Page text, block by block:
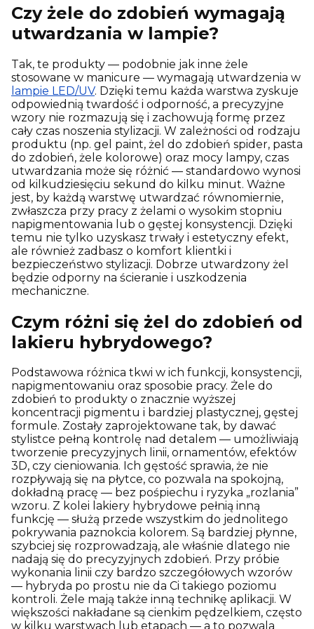
Czy żele do zdobień wymagają
utwardzania w lampie?
Tak, te produkty — podobnie jak inne żele
stosowane w manicure — wymagają utwardzenia w
lampie LED/UV. Dzięki temu każda warstwa zyskuje
odpowiednią twardość i odporność, a precyzyjne
wzory nie rozmazują się i zachowują formę przez
cały czas noszenia stylizacji. W zależności od rodzaju
produktu (np. gel paint, żel do zdobień spider, pasta
do zdobień, żele kolorowe) oraz mocy lampy, czas
utwardzania może się różnić — standardowo wynosi
od kilkudziesięciu sekund do kilku minut. Ważne
jest, by każdą warstwę utwardzać równomiernie,
zwłaszcza przy pracy z żelami o wysokim stopniu
napigmentowania lub o gęstej konsystencji. Dzięki
temu nie tylko uzyskasz trwały i estetyczny efekt,
ale również zadbasz o komfort klientki i
bezpieczeństwo stylizacji. Dobrze utwardzony żel
będzie odporny na ścieranie i uszkodzenia
mechaniczne.
Czym różni się żel do zdobień od
lakieru hybrydowego?
Podstawowa różnica tkwi w ich funkcji, konsystencji,
napigmentowaniu oraz sposobie pracy. Żele do
zdobień to produkty o znacznie wyższej
koncentracji pigmentu i bardziej plastycznej, gęstej
formule. Zostały zaprojektowane tak, by dawać
stylistce pełną kontrolę nad detalem — umożliwiają
tworzenie precyzyjnych linii, ornamentów, efektów
3D, czy cieniowania. Ich gęstość sprawia, że nie
rozpływają się na płytce, co pozwala na spokojną,
dokładną pracę — bez pośpiechu i ryzyka „rozlania”
wzoru. Z kolei lakiery hybrydowe pełnią inną
funkcję — służą przede wszystkim do jednolitego
pokrywania paznokcia kolorem. Są bardziej płynne,
szybciej się rozprowadzają, ale właśnie dlatego nie
nadają się do precyzyjnych zdobień. Przy próbie
wykonania linii czy bardzo szczegółowych wzorów
— hybryda po prostu nie da Ci takiego poziomu
kontroli. Żele mają także inną technikę aplikacji. W
większości nakładane są cienkim pędzelkiem, często
w kilku warstwach lub etapach — a to pozwala